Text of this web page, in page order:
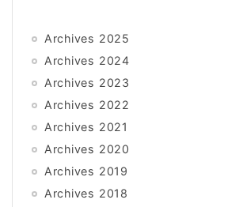
Archives 2025
Archives 2024
Archives 2023
Archives 2022
Archives 2021
Archives 2020
Archives 2019
Archives 2018